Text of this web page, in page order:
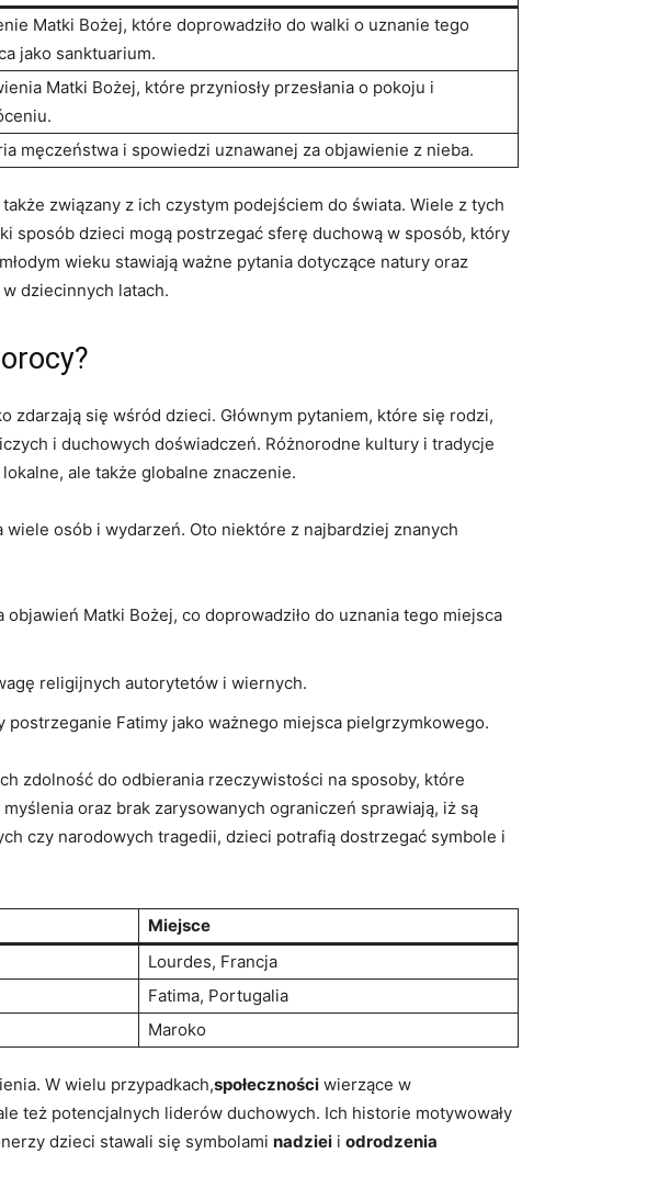
Matki Bożej, które doprowadziło ⁣do walki⁢ o ⁤uznanie ⁢tego
jako sanktuarium.
Matki Bożej, które⁣ przyniosły przesłania o pokoju ‍i⁢
męczeństwa i spowiedzi uznawanej za ​objawienie ‍z nieba.
związany z ich czystym‍ podejściem⁣ do świata. Wiele z tych
sposób ⁣dzieci mogą ⁣postrzegać sferę duchową w sposób, ⁤który
wieku stawiają ważne pytania dotyczące ‌natury oraz
dziecinnych latach.
⁤się‌ wśród dzieci. ‌Głównym⁤ pytaniem, które się rodzi,
i duchowych doświadczeń. Różnorodne ⁣kultury i tradycje⁢
ale także globalne znaczenie.
wiele osób⁤ i ​wydarzeń. Oto niektóre ​z ⁣najbardziej znanych
Matki Bożej, co doprowadziło do uznania tego‍ miejsca
religijnych autorytetów ‍i ⁢wiernych.
postrzeganie Fatimy jako ważnego ‍miejsca pielgrzymkowego.
zdolność do odbierania rzeczywistości na⁤ sposoby, które
oraz brak zarysowanych ograniczeń sprawiają, iż ‍są
czy narodowych tragedii, dzieci⁣ potrafią dostrzegać symbole i
Miejsce
Lourdes, Francja
Fatima, Portugalia
Maroko
W wielu przypadkach,społeczności wierzące w
też potencjalnych liderów duchowych. Ich historie motywowały⁢
dzieci stawali się symbolami nadziei i odrodzenia